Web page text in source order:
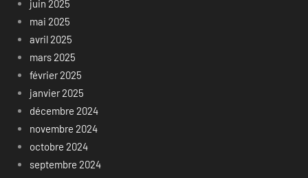
juin 2025
mai 2025
avril 2025
mars 2025
février 2025
janvier 2025
décembre 2024
novembre 2024
octobre 2024
septembre 2024